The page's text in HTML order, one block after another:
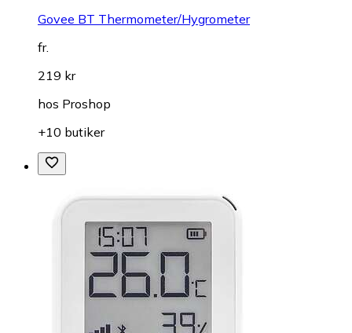
Govee BT Thermometer/Hygrometer
fr.
219 kr
hos Proshop
+10 butiker